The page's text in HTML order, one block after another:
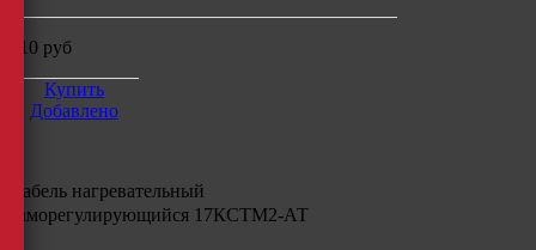
210 руб
Купить
Добавлено
Кабель нагревательный
саморегулирующийся 17КСТМ2-АТ